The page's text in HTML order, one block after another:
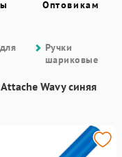
Оптовикам
Ручки
шариковые
Wavy синяя